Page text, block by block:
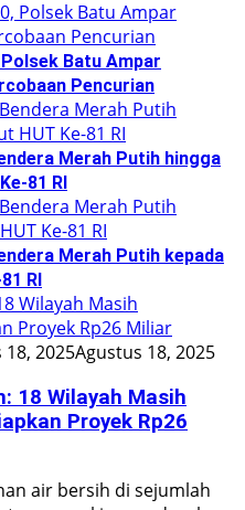
Batu Ampar
Pencurian
Merah Putih hingga
81 RI
Merah Putih kepada
RI
2025Agustus 18, 2025
18 Wilayah Masih
Proyek Rp26
air bersih di sejumlah